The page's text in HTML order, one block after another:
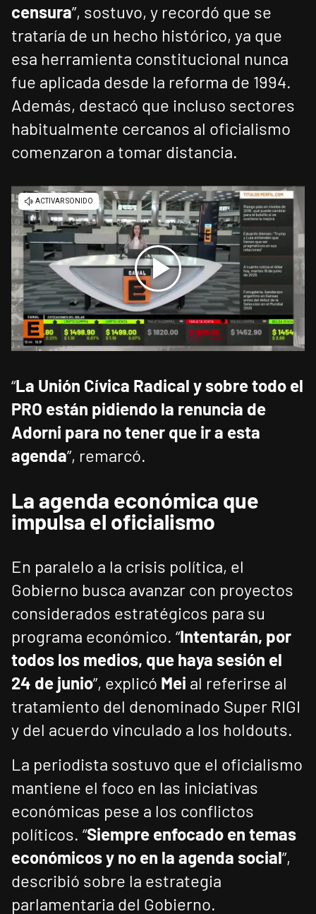
censura”, sostuvo, y recordó que se
trataría de un hecho histórico, ya que
esa herramienta constitucional nunca
fue aplicada desde la reforma de 1994.
Además, destacó que incluso sectores
habitualmente cercanos al oficialismo
comenzaron a tomar distancia.
“La Unión Cívica Radical y sobre todo el
PRO están pidiendo la renuncia de
Adorni para no tener que ir a esta
agenda”, remarcó.
La agenda económica que
impulsa el oficialismo
En paralelo a la crisis política, el
Gobierno busca avanzar con proyectos
considerados estratégicos para su
programa económico. “Intentarán, por
todos los medios, que haya sesión el
24 de junio”, explicó Mei al referirse al
tratamiento del denominado Super RIGI
y del acuerdo vinculado a los holdouts.
La periodista sostuvo que el oficialismo
mantiene el foco en las iniciativas
económicas pese a los conflictos
políticos. “Siempre enfocado en temas
económicos y no en la agenda social”,
describió sobre la estrategia
parlamentaria del Gobierno.